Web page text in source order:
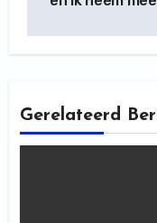
Gerelateerd